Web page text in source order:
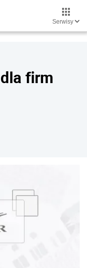
Serwisy
firm